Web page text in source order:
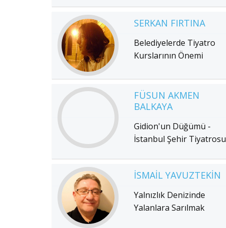
SERKAN FIRTINA
Belediyelerde Tiyatro
Kurslarının Önemi
FÜSUN AKMEN
BALKAYA
Gidion'un Düğümü -
İstanbul Şehir Tiyatrosu
İSMAIL YAVUZTEKIN
Yalnızlık Denizinde
Yalanlara Sarılmak